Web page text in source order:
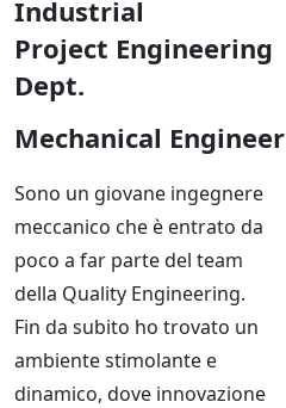
Industrial
Project Engineering
Dept.
Mechanical Engineer
Sono un giovane ingegnere
meccanico che è entrato da
poco a far parte del team
della Quality Engineering.
Fin da subito ho trovato un
ambiente stimolante e
dinamico, dove innovazione